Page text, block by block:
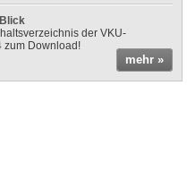
der VKU-
zum Download!
mehr »